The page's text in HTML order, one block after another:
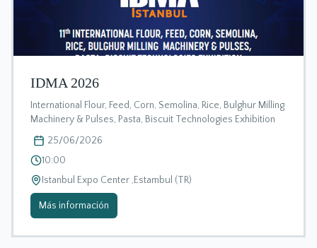
IDMA 2026
International Flour, Feed, Corn, Semolina, Rice, Bulghur Milling
Machinery & Pulses, Pasta, Biscuit Technologies Exhibition
25/06/2026
10:00
Istanbul Expo Center ,Estambul (TR)
Más información